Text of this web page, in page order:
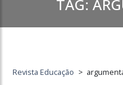
TAG:
Revista Educação >